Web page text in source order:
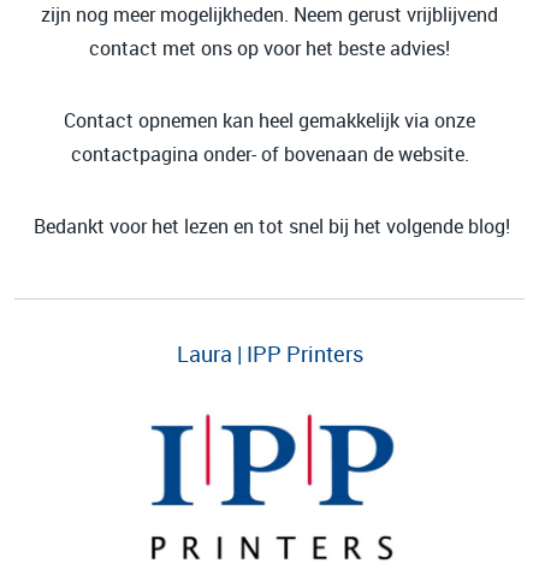
zijn nog meer mogelijkheden. Neem gerust vrijblijvend
contact met ons op voor het beste advies!
Contact opnemen kan heel gemakkelijk via onze
contactpagina onder- of bovenaan de website.
Bedankt voor het lezen en tot snel bij het volgende blog!
Laura | IPP Printers